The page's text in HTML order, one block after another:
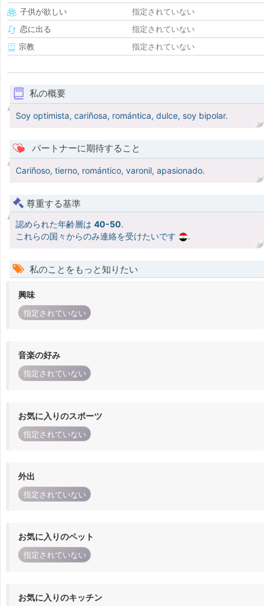
子供が欲しい
指定されていない
恋に出る
指定されていない
宗教
指定されていない
私の概要
Soy optimista, cariñosa, romántica, dulce, soy bipolar.
パートナーに期待すること
Cariñoso, tierno, romántico, varonil, apasionado.
尊重する基準
認められた年齢層は 40-50.
これらの国々からのみ連絡を受けたいです
.
私のことをもっと知りたい
興味
指定されていない
音楽の好み
指定されていない
お気に入りのスポーツ
指定されていない
外出
指定されていない
お気に入りのペット
指定されていない
お気に入りのキッチン